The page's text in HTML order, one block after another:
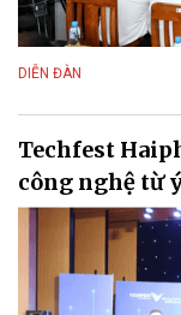
DIỄN ĐÀN
Techfest
công nghệ từ